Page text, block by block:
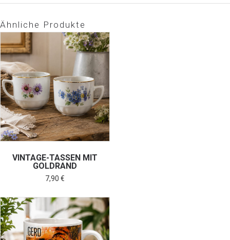
Ähnliche Produkte
VINTAGE-TASSEN MIT
GOLDRAND
7,90 €